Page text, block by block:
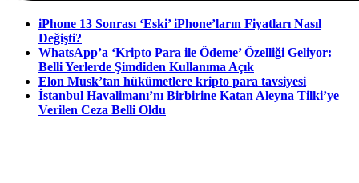
iPhone 13 Sonrası ‘Eski’ iPhone’ların Fiyatları Nasıl
Değişti?
WhatsApp’a ‘Kripto Para ile Ödeme’ Özelliği Geliyor:
Belli Yerlerde Şimdiden Kullanıma Açık
Elon Musk’tan hükümetlere kripto para tavsiyesi
İstanbul Havalimanı’nı Birbirine Katan Aleyna Tilki’ye
Verilen Ceza Belli Oldu